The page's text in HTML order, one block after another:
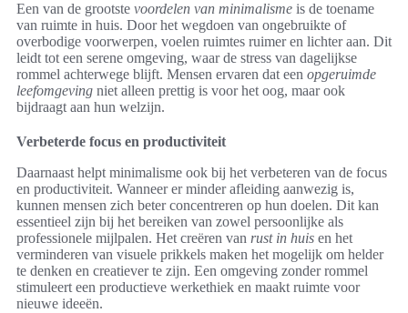
Een van de grootste voordelen van minimalisme is de toename
van ruimte in huis. Door het wegdoen van ongebruikte of
overbodige voorwerpen, voelen ruimtes ruimer en lichter aan. Dit
leidt tot een serene omgeving, waar de stress van dagelijkse
rommel achterwege blijft. Mensen ervaren dat een opgeruimde
leefomgeving niet alleen prettig is voor het oog, maar ook
bijdraagt aan hun welzijn.
Verbeterde focus en productiviteit
Daarnaast helpt minimalisme ook bij het verbeteren van de focus
en productiviteit. Wanneer er minder afleiding aanwezig is,
kunnen mensen zich beter concentreren op hun doelen. Dit kan
essentieel zijn bij het bereiken van zowel persoonlijke als
professionele mijlpalen. Het creëren van rust in huis en het
verminderen van visuele prikkels maken het mogelijk om helder
te denken en creatiever te zijn. Een omgeving zonder rommel
stimuleert een productieve werkethiek en maakt ruimte voor
nieuwe ideeën.